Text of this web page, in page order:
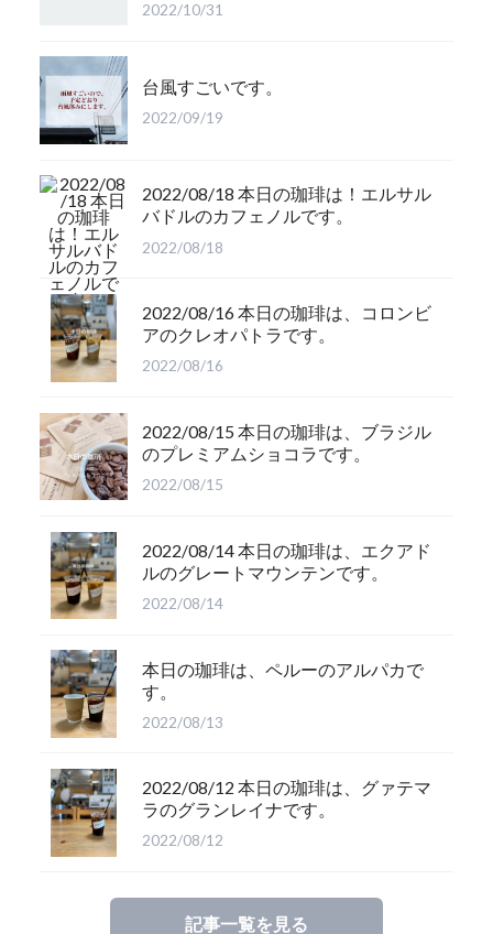
2022/10/31
台風すごいです。
2022/09/19
2022/08/18 本日の珈琲は！エルサル
バドルのカフェノルです。
2022/08/18
2022/08/16 本日の珈琲は、コロンビ
アのクレオパトラです。
2022/08/16
2022/08/15 本日の珈琲は、ブラジル
のプレミアムショコラです。
2022/08/15
2022/08/14 本日の珈琲は、エクアド
ルのグレートマウンテンです。
2022/08/14
本日の珈琲は、ペルーのアルパカで
す。
2022/08/13
2022/08/12 本日の珈琲は、グァテマ
ラのグランレイナです。
2022/08/12
記事一覧を見る